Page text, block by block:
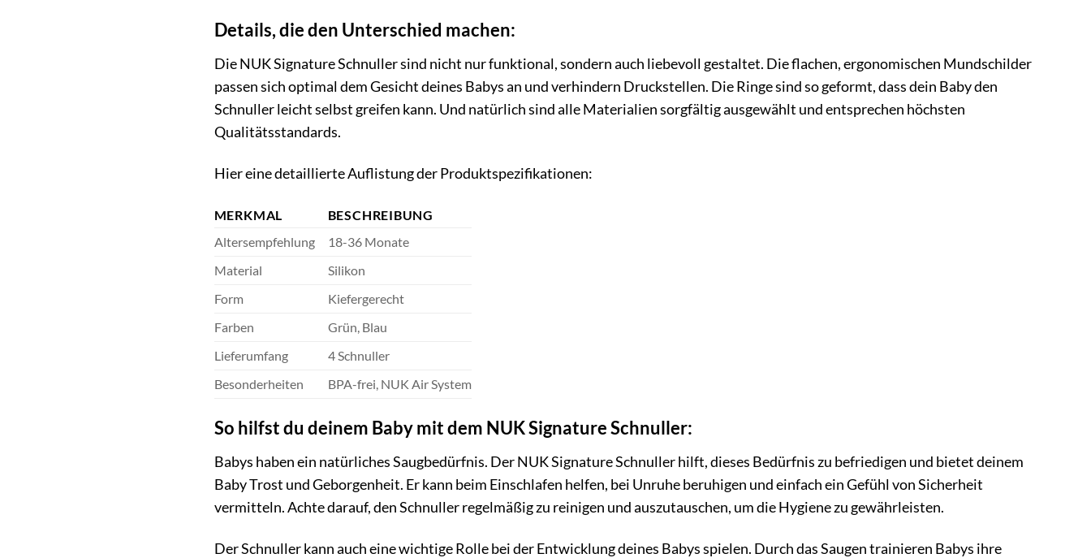
Details, die den Unterschied machen:
Die NUK Signature Schnuller sind nicht nur funktional, sondern auch liebevoll gestaltet. Die flachen, ergonomischen Mundschilder
passen sich optimal dem Gesicht deines Babys an und verhindern Druckstellen. Die Ringe sind so geformt, dass dein Baby den
Schnuller leicht selbst greifen kann. Und natürlich sind alle Materialien sorgfältig ausgewählt und entsprechen höchsten
Qualitätsstandards.
Hier eine detaillierte Auflistung der Produktspezifikationen:
MERKMAL
BESCHREIBUNG
Altersempfehlung
18-36 Monate
Material
Silikon
Form
Kiefergerecht
Farben
Grün, Blau
Lieferumfang
4 Schnuller
Besonderheiten
BPA-frei, NUK Air System
So hilfst du deinem Baby mit dem NUK Signature Schnuller:
Babys haben ein natürliches Saugbedürfnis. Der NUK Signature Schnuller hilft, dieses Bedürfnis zu befriedigen und bietet deinem
Baby Trost und Geborgenheit. Er kann beim Einschlafen helfen, bei Unruhe beruhigen und einfach ein Gefühl von Sicherheit
vermitteln. Achte darauf, den Schnuller regelmäßig zu reinigen und auszutauschen, um die Hygiene zu gewährleisten.
Der Schnuller kann auch eine wichtige Rolle bei der Entwicklung deines Babys spielen. Durch das Saugen trainieren Babys ihre